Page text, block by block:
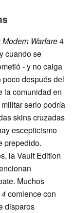
Warfare4
cuando se
- y no caiga
después del
la comunidad en
serio podría
skins cruzadas
escepticismo
prepedido.
la Vault Edition
Muchos
comience con
disparos